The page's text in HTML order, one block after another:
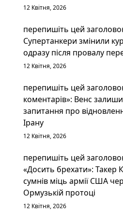
12 Квітня, 2026
перепишіть цей
Супертанкери змінили
одразу після провалу
12 Квітня, 2026
перепишіть цей
коментарів»: Венс
запитання про
Ірану
12 Квітня, 2026
перепишіть цей
«Досить брехати»: Такер
сумнів міць армії США
Ормузькій протоці
12 Квітня, 2026